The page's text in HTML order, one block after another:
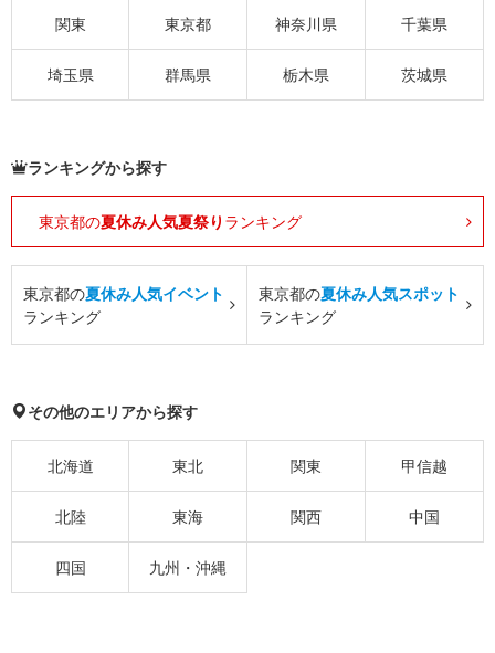
関東 東京都 神奈川県 千葉県
埼玉県 群馬県 栃木県 茨城県
ランキングから探す
東京都の夏休み人気夏祭り ランキング
東京都の夏休み人気イベント
ランキング
東京都の夏休み人気スポット
ランキング
その他のエリアから探す
北海道 東北 関東 甲信越
北陸 東海 関西 中国
四国 九州・沖縄